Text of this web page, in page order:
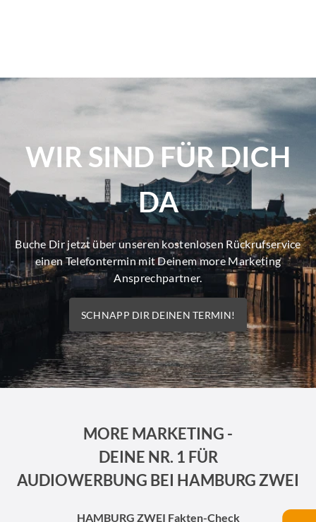
WIR SIND FÜR DICH
DA
Buche Dir jetzt über unseren kostenlosen Rückrufservice
einen Telefontermin mit Deinem more Marketing
Ansprechpartner.
SCHNAPP DIR DEINEN TERMIN!
MORE MARKETING -
DEINE NR. 1 FÜR
AUDIOWERBUNG BEI HAMBURG ZWEI
HAMBURG ZWEI Fakten-Check